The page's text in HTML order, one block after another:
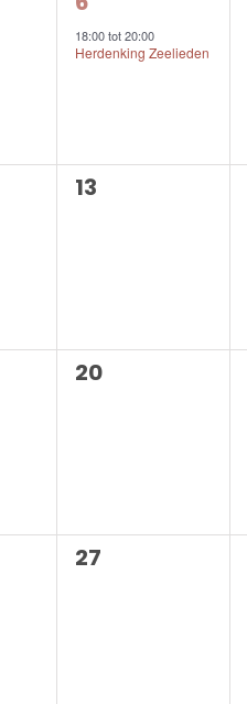
evenement,
18:00tot20:00
Herdenking Zeelieden
0
13
0
20
0
27